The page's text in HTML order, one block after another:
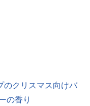
のクリスマス向けバ
の香り